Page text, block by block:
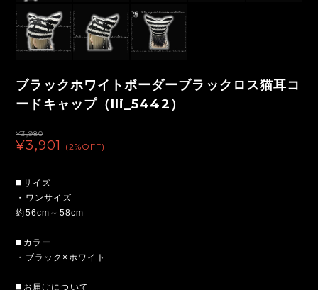
ブラックホワイトボーダーブラックロス猫耳コ
ードキャップ（lli_5442）
¥3,980
¥3,901 (2%OFF)
◼️サイズ
・ワンサイズ
約56cm～58cm
◼️カラー
・ブラック×ホワイト
◼️お届けについて